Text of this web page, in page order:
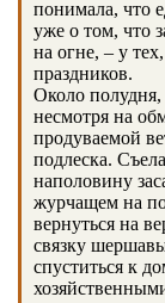
понимала, что
уже о том, что
на огне, – у
праздников.
Около
несмотря на
продуваемой
подлеска.
наполовину
журчащем на
вернуться на
связку
спуститься к